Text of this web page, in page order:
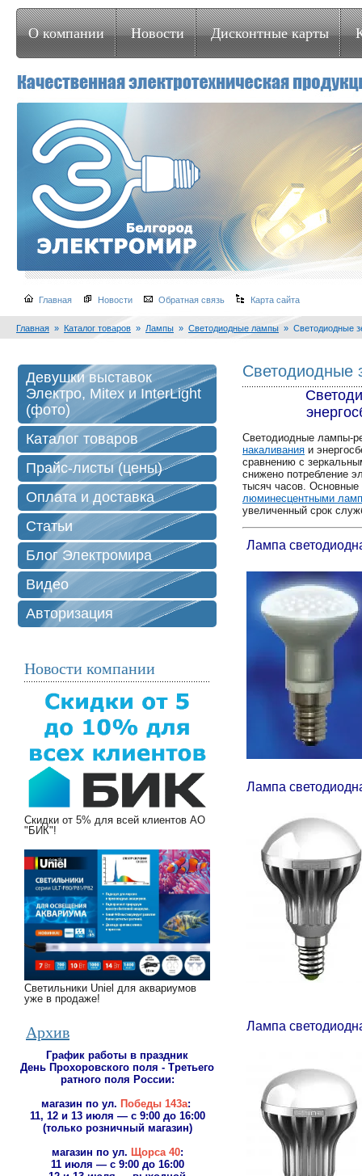
О компании Новости Дисконтные карты
Главная Новости Обратная связь Карта сайта
Главная » Каталог товаров » Лампы » Светодиодные лампы » Светодиодные
Девушки выставок
Электро, Mitex и InterLight
(фото)
Каталог товаров
Прайс-листы (цены)
Оплата и доставка
Статьи
Блог Электромира
Видео
Авторизация
Новости компании
Скидки от 5% для всей клиентов АО
"БИК"!
Светильники Uniel для аквариумов
уже в продаже!
Архив
График работы в праздник
День Прохоровского поля - Третьего
ратного поля России:
магазин по ул. Победы 143а:
11, 12 и 13 июля — с 9:00 до 16:00
(только розничный магазин)
магазин по ул. Щорса 40:
11 июля — с 9:00 до 16:00
Светодиодные
Светодиодные лампы-
накаливания и
сравнению с
снижено потребление
тысяч часов.
люминесцентными
увеличенный срок
Лампа
Лампа
Лампа